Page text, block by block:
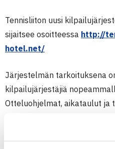
Tennisliiton uusi
sijaitsee osoitteessa http://
hotel.net/
Järjestelmän tarkoituksena
kilpailujärjestäjiä
Otteluohjelmat, aikataulut ja